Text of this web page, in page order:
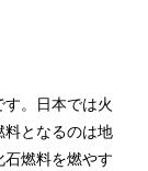
。日本では火
料となるのは地
燃料を燃やす